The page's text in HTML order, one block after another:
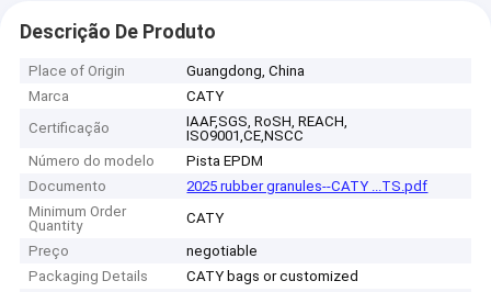
Descrição De Produto
Place of Origin
Guangdong, China
Marca
CATY
Certificação
IAAF,SGS, RoSH, REACH,
ISO9001,CE,NSCC
Número do modelo
Pista EPDM
Documento
2025 rubber granules--CATY ...TS.pdf
Minimum Order
Quantity
CATY
Preço
negotiable
Packaging Details
CATY bags or customized